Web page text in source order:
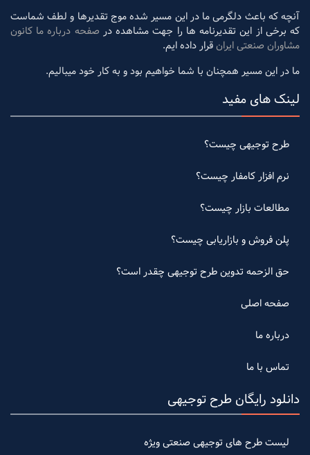
آنچه که باعث دلگرمی ما در این مسیر شده موج تقدیرها و لطف شماست
که برخی از این تقدیرنامه ها را جهت مشاهده در صفحه درباره ما کانون
مشاوران صنعتی ایرانقرار داده ایم.
ما در این مسیر همچنان با شما خواهیم بود و به کار خود میبالیم.
لینک های مفید
طرح توجیهی چیست؟
نرم افزار کامفار چیست؟
مطالعات بازار چیست؟
پلن فروش و بازاریابی چیست؟
حق الزحمه تدوین طرح توجیهی چقدر است؟
صفحه اصلی
درباره ما
تماس با ما
دانلود رایگان طرح توجیهی
لیست طرح های توجیهی صنعتی ویژه